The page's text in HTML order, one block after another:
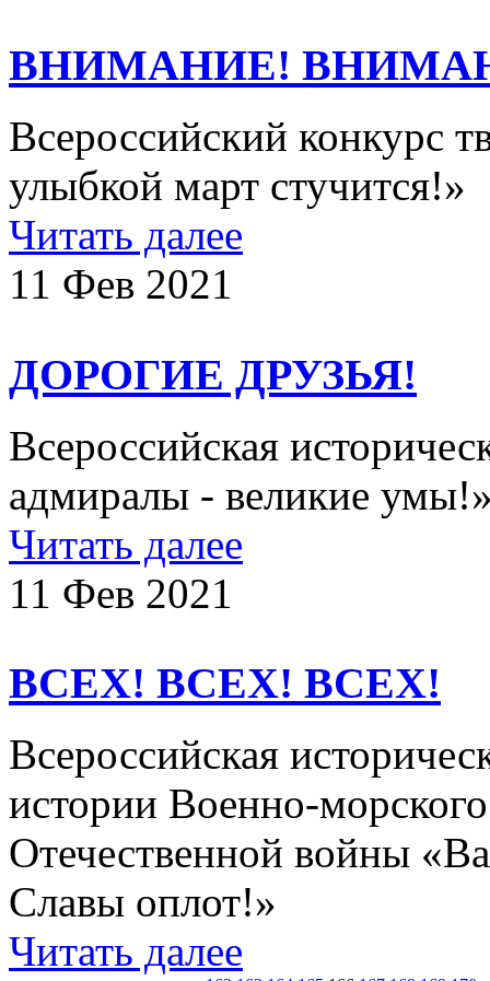
ВНИМАНИЕ!
Всероссийский конкурс
улыбкой март стучится!»
Читать далее
11 Фев 2021
ДОРОГИЕ ДРУЗЬЯ!
Всероссийская
адмиралы - великие
Читать далее
11 Фев 2021
ВСЕХ! ВСЕХ! ВСЕХ!
Всероссийская
истории Военно-
Отечественной войны
Славы оплот!»
Читать далее